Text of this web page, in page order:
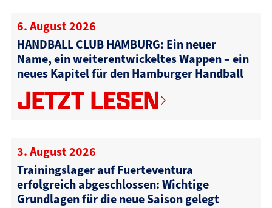
6. August 2026
HANDBALL CLUB HAMBURG: Ein neuer
Name, ein weiterentwickeltes Wappen – ein
neues Kapitel für den Hamburger Handball
JETZT LESEN
3. August 2026
Trainingslager auf Fuerteventura
erfolgreich abgeschlossen: Wichtige
Grundlagen für die neue Saison gelegt